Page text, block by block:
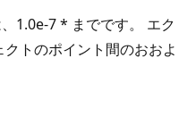
1.0e-7 * までです。 エク
クトのポイント間のおおよ